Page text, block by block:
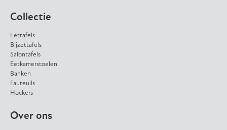
Collectie
Eettafels
Bijzettafels
Salontafels
Eetkamerstoelen
Banken
Fauteuils
Hockers
Over ons